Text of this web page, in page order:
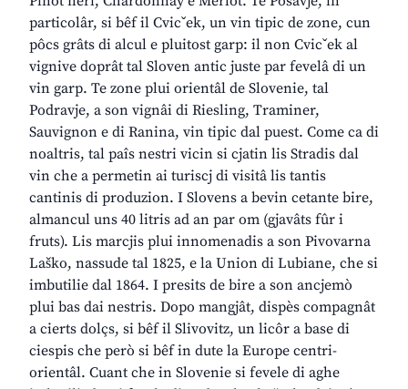
particolâr, si bêf il Cvicˇek, un vin tipic de zone, cun
pôcs grâts di alcul e pluitost garp: il non Cvicˇek al
vignive doprât tal Sloven antic juste par fevelâ di un
vin garp. Te zone plui orientâl de Slovenie, tal
Podravje, a son vignâi di Riesling, Traminer,
Sauvignon e di Ranina, vin tipic dal puest. Come ca di
noaltris, tal paîs nestri vicin si cjatin lis Stradis dal
vin che a permetin ai turiscj di visitâ lis tantis
cantinis di produzion. I Slovens a bevin cetante bire,
almancul uns 40 litris ad an par om (gjavâts fûr i
fruts). Lis marcjis plui innomenadis a son Pivovarna
Laško, nassude tal 1825, e la Union di Lubiane, che si
imbutilie dal 1864. I presits de bire a son ancjemò
plui bas dai nestris. Dopo mangjât, dispès compagnât
a cierts dolçs, si bêf il Slivovitz, un licôr a base di
ciespis che però si bêf in dute la Europe centri-
orientâl. Cuant che in Slovenie si fevele di aghe